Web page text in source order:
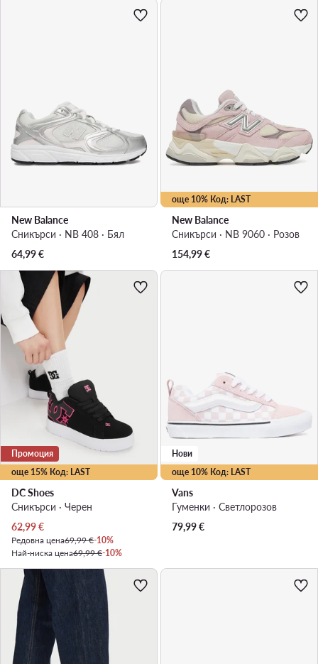
New Balance
Сникърси · NB 408 · Бял
64,99€
още 10% Код: LAST
New Balance
Сникърси · NB 9060 · Розов
154,99€
още 15% Код: LAST
Промоция
DC Shoes
Сникърси · Черен
Актуална цена
62,99€
Редовна цена69,99 €-10%
Най-ниска цена69,99 €-10%
още 10% Код: LAST
Нови
Vans
Гуменки · Светлорозов
79,99€